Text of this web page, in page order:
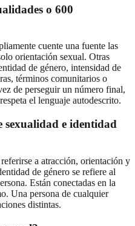
o 600
cuente una fuente las
orientación sexual. Otras
de género, intensidad de
términos comunitarios o
de perseguir un número final,
el lenguaje autodescrito.
sexualidad e identidad
a atracción, orientación y
de género se refiere al
Están conectadas en la
Una persona de cualquier
distintas.